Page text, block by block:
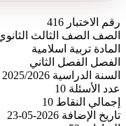
رقم الاختبار 416
الصف
الصف الثالث الثانوي
المادة تربية اسلامية
الفصل
الفصل الثاني
السنة الدراسية 2025/2026
عدد الأسئلة 10
إجمالي النقاط 10
تاريخ الإضافة 2026-05-23